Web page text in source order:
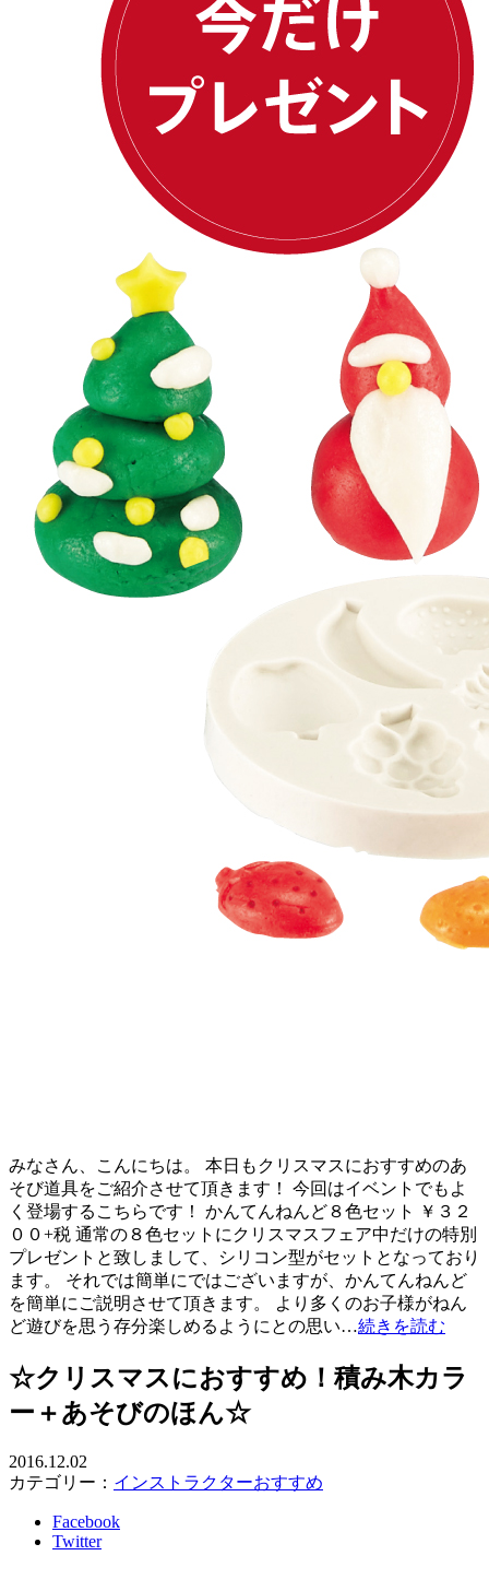
みなさん、こんにちは。 本日もクリスマスにおすすめのあ
そび道具をご紹介させて頂きます！ 今回はイベントでもよ
く登場するこちらです！ かんてんねんど８色セット ￥３２
００+税 通常の８色セットにクリスマスフェア中だけの特別
プレゼントと致しまして、シリコン型がセットとなっており
ます。 それでは簡単にではございますが、かんてんねんど
を簡単にご説明させて頂きます。 より多くのお子様がねん
ど遊びを思う存分楽しめるようにとの思い…続きを読む
☆クリスマスにおすすめ！積み木カラ
ー＋あそびのほん☆
2016.12.02
カテゴリー： インストラクターおすすめ
Facebook
Twitter